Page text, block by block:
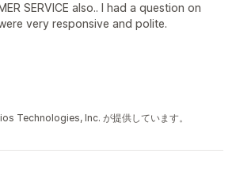
SERVICE also.. I had a question on
very responsive and polite.
Technologies, Inc. が提供しています。